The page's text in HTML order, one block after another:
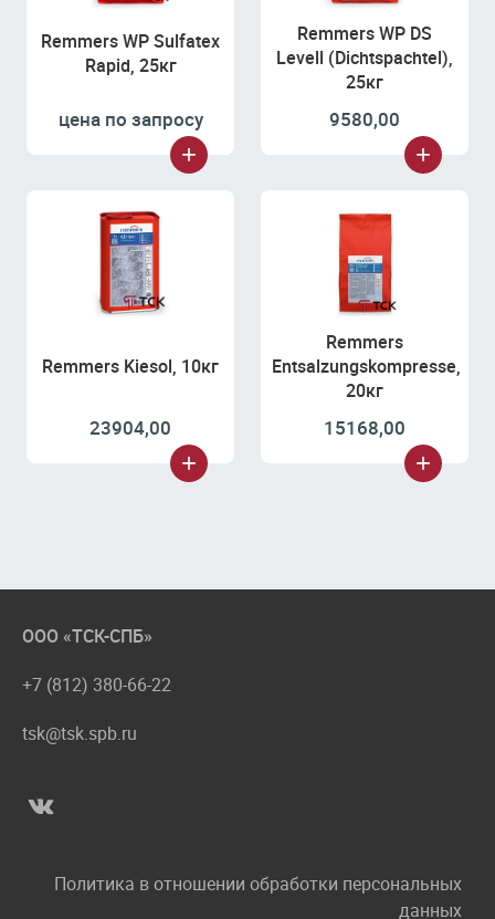
Remmers WP Sulfatex
Rapid, 25кг
цена по запросу
Remmers WP DS
Levell (Dichtspachtel),
25кг
9580,00
Remmers Kiesol, 10кг
23904,00
Remmers
Entsalzungskompresse,
20кг
15168,00
ООО «ТСК-СПБ»
+7 (812) 380-66-22
tsk@tsk.spb.ru
Политика в отношении обработки персональных
данных